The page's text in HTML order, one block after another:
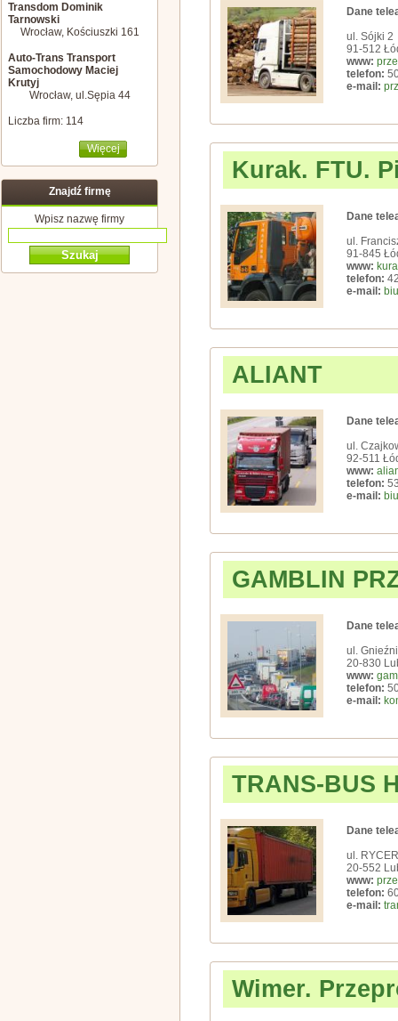
Transdom Dominik
Tarnowski
Wrocław, Kościuszki 161
Auto-Trans Transport
Samochodowy Maciej
Krutyj
Wrocław, ul.Sępia 44
Liczba firm: 114
Więcej
Znajdź firmę
Wpisz nazwę firmy
Dane
ul. Sójki 2
91-512
www:
telefon:
e-mail:
Kurak. FTU.
Dane
ul.
91-845
www:
telefon:
e-mail:
ALIANT
Dane
ul.
92-511
www:
telefon:
e-mail:
GAMBLIN
Dane
ul.
20-830
www:
telefon:
e-mail:
TRANS-BUS
Dane
ul.
20-552
www:
telefon:
e-mail:
Wimer.